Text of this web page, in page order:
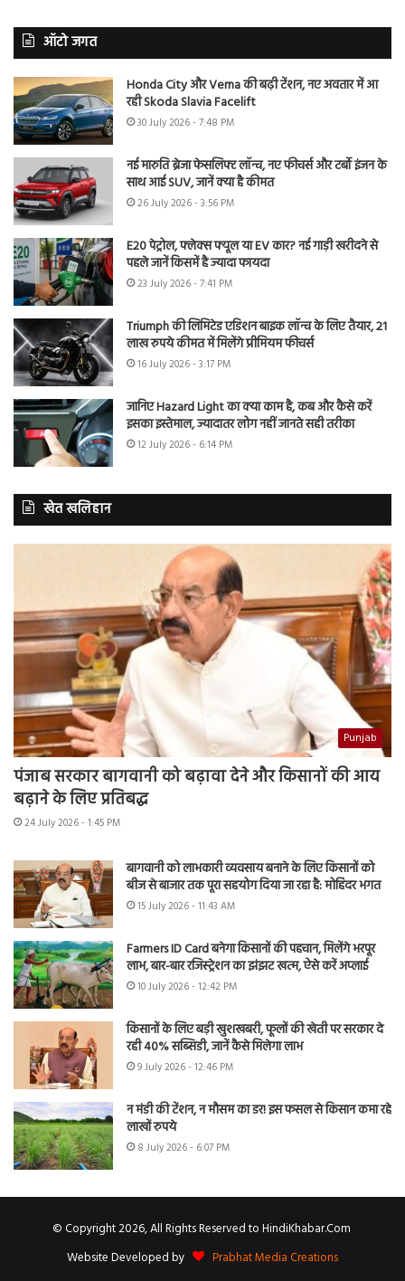
ऑटो जगत
Honda City और Verna की बढ़ी टेंशन, नए अवतार में आ
रही Skoda Slavia Facelift
30 July 2026 - 7:48 PM
नई मारुति ब्रेजा फेसलिफ्ट लॉन्च, नए फीचर्स और टर्बो इंजन के
साथ आई SUV, जानें क्या है कीमत
26 July 2026 - 3:56 PM
E20 पेट्रोल, फ्लेक्स फ्यूल या EV कार? नई गाड़ी खरीदने से
पहले जानें किसमें है ज्यादा फायदा
23 July 2026 - 7:41 PM
Triumph की लिमिटेड एडिशन बाइक लॉन्च के लिए तैयार, 21
लाख रुपये कीमत में मिलेंगे प्रीमियम फीचर्स
16 July 2026 - 3:17 PM
जानिए Hazard Light का क्या काम है, कब और कैसे करें
इसका इस्तेमाल, ज्यादातर लोग नहीं जानते सही तरीका
12 July 2026 - 6:14 PM
खेत खलिहान
Punjab
पंजाब सरकार बागवानी को बढ़ावा देने और किसानों की आय
बढ़ाने के लिए प्रतिबद्ध
24 July 2026 - 1:45 PM
बागवानी को लाभकारी व्यवसाय बनाने के लिए किसानों को
बीज से बाजार तक पूरा सहयोग दिया जा रहा है: मोहिंदर भगत
15 July 2026 - 11:43 AM
Farmers ID Card बनेगा किसानों की पहचान, मिलेंगे भरपूर
लाभ, बार-बार रजिस्ट्रेशन का झंझट खत्म, ऐसे करें अप्लाई
10 July 2026 - 12:42 PM
किसानों के लिए बड़ी खुशखबरी, फूलों की खेती पर सरकार दे
रही 40% सब्सिडी, जानें कैसे मिलेगा लाभ
9 July 2026 - 12:46 PM
न मंडी की टेंशन, न मौसम का डर! इस फसल से किसान कमा रहे
लाखों रुपये
8 July 2026 - 6:07 PM
© Copyright 2026, All Rights Reserved to HindiKhabar.Com
Website Developed by
Prabhat Media Creations